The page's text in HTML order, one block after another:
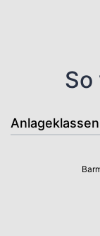
Anlageklassen